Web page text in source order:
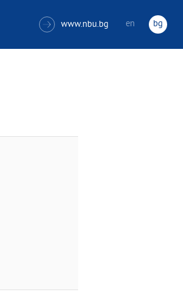
 www.nbu.bg en bg